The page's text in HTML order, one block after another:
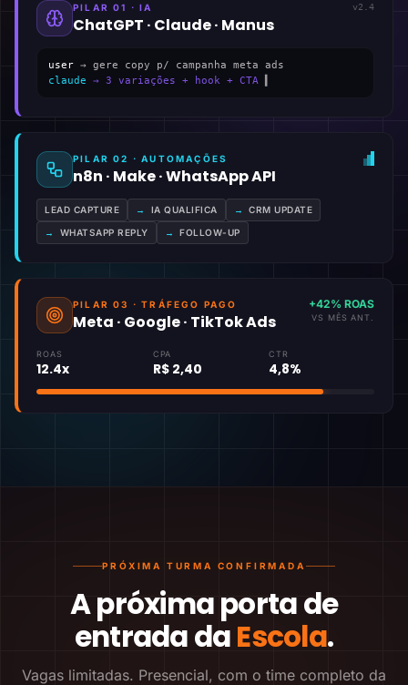
PILAR 01 · IA
ChatGPT · Claude · Manus
v2.4
user → gere copy p/ campanha meta ads
claude → 3 variações + hook + CTA
PILAR 02 · AUTOMAÇÕES
n8n · Make · WhatsApp API
LEAD CAPTURE → IA QUALIFICA → CRM UPDATE
→ WHATSAPP REPLY → FOLLOW-UP
PILAR 03 · TRÁFEGO PAGO
Meta · Google · TikTok Ads
+42% ROAS
VS MÊS ANT.
ROAS
12.4x
CPA
R$ 2,40
CTR
4,8%
PRÓXIMA TURMA CONFIRMADA
A próxima porta de
entrada daEscola.
Vagas limitadas. Presencial, com o time completo da